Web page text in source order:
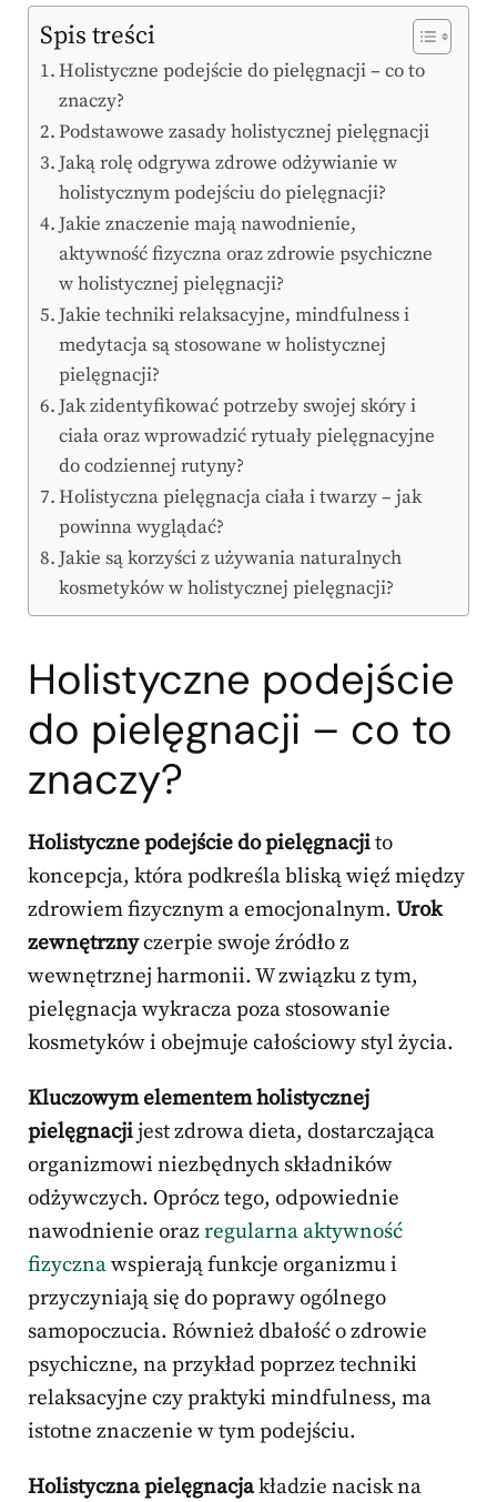
Spis treści
Holistyczne podejście do pielęgnacji – co to
znaczy?
Podstawowe zasady holistycznej pielęgnacji
Jaką rolę odgrywa zdrowe odżywianie w
holistycznym podejściu do pielęgnacji?
Jakie znaczenie mają nawodnienie,
aktywność fizyczna oraz zdrowie psychiczne
w holistycznej pielęgnacji?
Jakie techniki relaksacyjne, mindfulness i
medytacja są stosowane w holistycznej
pielęgnacji?
Jak zidentyfikować potrzeby swojej skóry i
ciała oraz wprowadzić rytuały pielęgnacyjne
do codziennej rutyny?
Holistyczna pielęgnacja ciała i twarzy – jak
powinna wyglądać?
Jakie są korzyści z używania naturalnych
kosmetyków w holistycznej pielęgnacji?
Holistyczne podejście
do pielęgnacji – co to
znaczy?
Holistyczne podejście do pielęgnacjito
koncepcja, która podkreśla bliską więź między
zdrowiem fizycznym a emocjonalnym. Urok
zewnętrznyczerpie swoje źródło z
wewnętrznej harmonii. W związku z tym,
pielęgnacja wykracza poza stosowanie
kosmetyków i obejmuje całościowy styl życia.
Kluczowym elementem holistycznej
pielęgnacjijest zdrowa dieta, dostarczająca
organizmowi niezbędnych składników
odżywczych. Oprócz tego, odpowiednie
nawodnienie orazregularna aktywność
fizycznawspierają funkcje organizmu i
przyczyniają się do poprawy ogólnego
samopoczucia. Również dbałość o zdrowie
psychiczne, na przykład poprzez techniki
relaksacyjne czy praktyki mindfulness, ma
istotne znaczenie w tym podejściu.
Holistyczna pielęgnacjakładzie nacisk na